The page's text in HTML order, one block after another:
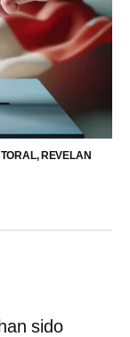
REVELAN
sido